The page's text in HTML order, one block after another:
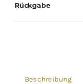
Rückgabe
Beschreibung